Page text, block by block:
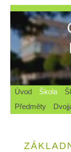
Úvod Škola
Předměty